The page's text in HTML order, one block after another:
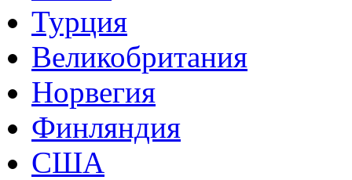
Турция
Великобритания
Норвегия
Финляндия
США